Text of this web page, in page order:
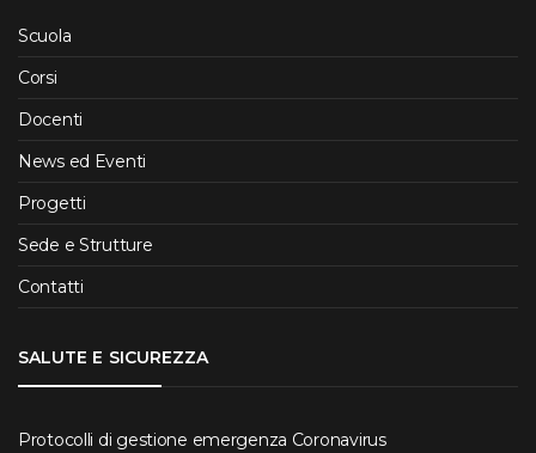
Scuola
Corsi
Docenti
News ed Eventi
Progetti
Sede e Strutture
Contatti
SALUTE E SICUREZZA
Protocolli di gestione emergenza Coronavirus